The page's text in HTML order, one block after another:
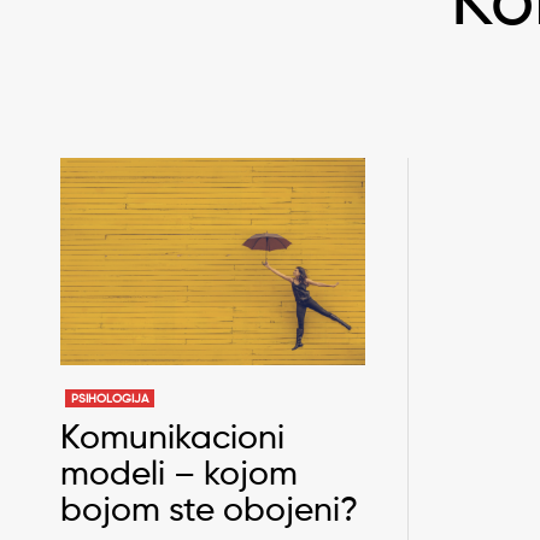
PSIHOLOGIJA
Komunikacioni
modeli – kojom
bojom ste obojeni?